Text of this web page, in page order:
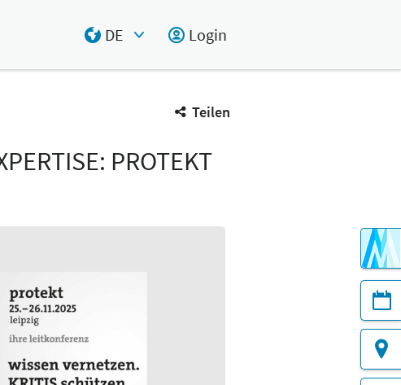
DE
Login
Teilen
PROTEKT